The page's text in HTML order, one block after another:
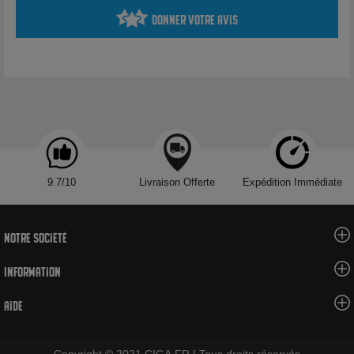
non nicotiné surdosé en arôme.
Pour profiter de cet e-liquide sans nicotine, ajoutez 10ml de
obtiendrez un mélange de 60 ml en 3 mg / ml de nicotine sans
perte d’arômes.
Ajoutez au mélange précédent encore un booster de 10 ml pour
diluer fortement les arômes de votre eliquide.
Donner votre avis
9.7/10 Livraison Offerte Expédition Immédiate
Notre société
Information
Aide